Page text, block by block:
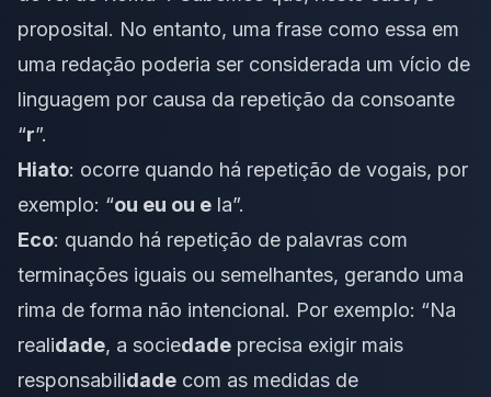
proposital. No entanto, uma frase como essa em
uma redação poderia ser considerada um vício de
linguagem por causa da repetição da consoante
“r”.
Hiato: ocorre quando há repetição de vogais, por
exemplo: “ou eu ou e la”.
Eco: quando há repetição de palavras com
terminações iguais ou semelhantes, gerando uma
rima de forma não intencional. Por exemplo: “Na
realidade, a sociedade precisa exigir mais
responsabilidade com as medidas de